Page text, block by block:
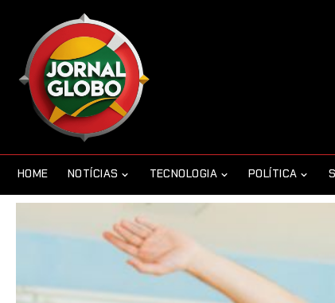
HOME NOTÍCIAS TECNOLOGIA POLÍTICA